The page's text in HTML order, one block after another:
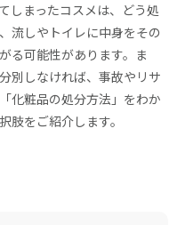
しまったコスメは、どう処
流しやトイレに中身をその
る可能性があります。ま
別しなければ、事故やリサ
化粧品の処分方法」をわか
肢をご紹介します。